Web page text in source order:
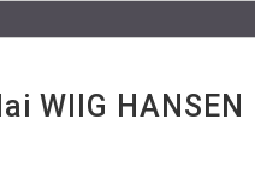
WIIG HANSEN